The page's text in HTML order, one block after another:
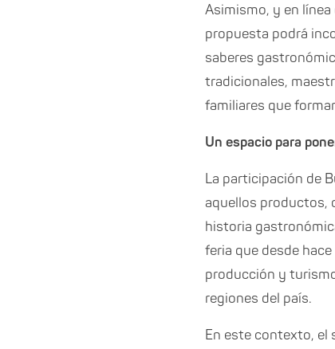
Asimismo, y en
propuesta podrá
saberes
tradicionales,
familiares que
Un espacio para
La participación de
aquellos productos,
historia
feria que desde
producción y
regiones del país.
En este contexto, el